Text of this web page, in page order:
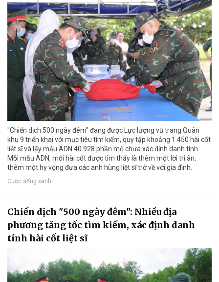
"Chiến dịch 500 ngày đêm" đang được Lực lượng vũ trang Quân
khu 9 triển khai với mục tiêu tìm kiếm, quy tập khoảng 1.450 hài cốt
liệt sĩ và lấy mẫu ADN 40.928 phần mộ chưa xác định danh tính.
Mỗi mẫu ADN, mỗi hài cốt được tìm thấy là thêm một lời tri ân,
thêm một hy vọng đưa các anh hùng liệt sĩ trở về với gia đình.
Cuộc sống xanh
Chiến dịch "500 ngày đêm": Nhiều địa
phương tăng tốc tìm kiếm, xác định danh
tính hài cốt liệt sĩ